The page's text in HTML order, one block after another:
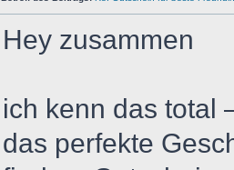
Hey zusammen
ich kenn das total
das perfekte